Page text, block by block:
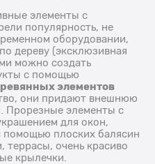
элементы с
популярность, не
оборудовании,
дереву (эксклюзивная
можно создать
с помощью
элементов
они придают внешнюю
Прорезные элементы с
для окон,
помощью плоских балясин
террасы, очень красиво
крылечки.